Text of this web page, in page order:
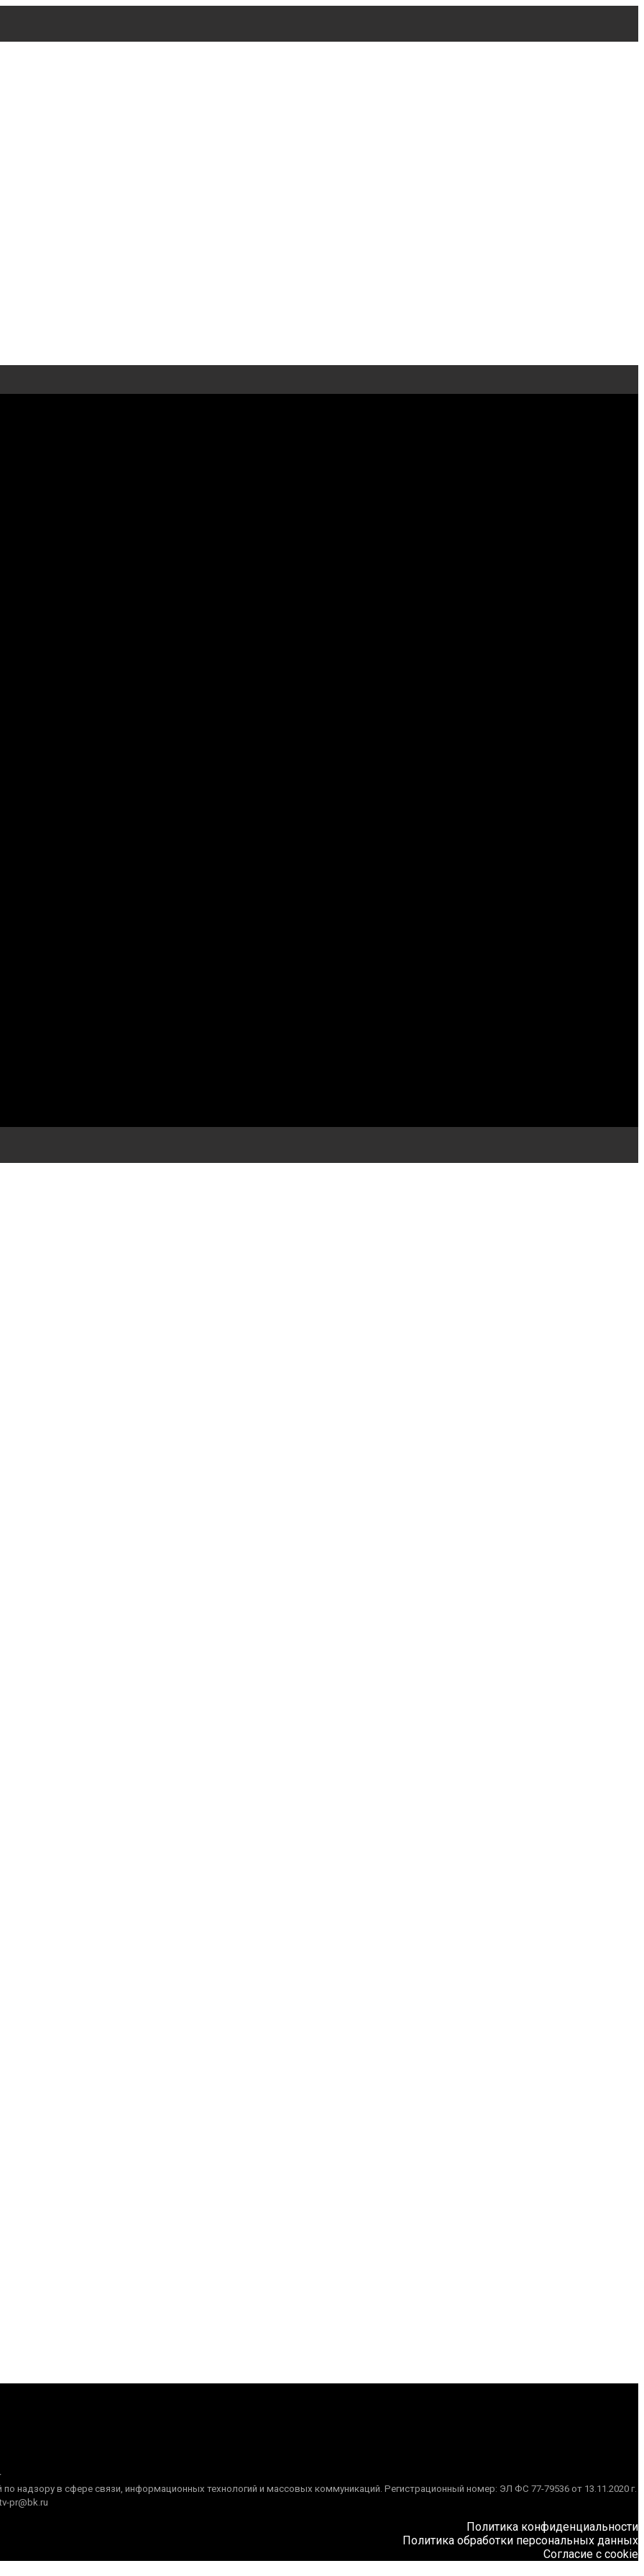
надзору в сфере связи, информационных технологий и массовых коммуникаций. Регистрационный номер: ЭЛ ФС 77-79536 от 13.11.2020 г.
pr@bk.ru
Политика конфиденциальности
Политика обработки персональных данных
Согласие с cookie